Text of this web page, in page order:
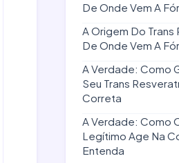
De Onde Vem A
A Origem Do
De Onde Vem A
A Verdade: Como
Seu Trans
Correta
A Verdade: Como
Legítimo Age Na
Entenda